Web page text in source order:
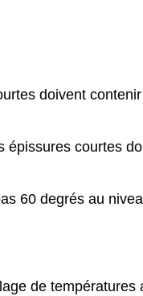
doivent
courtes
60 degrés au
de températures